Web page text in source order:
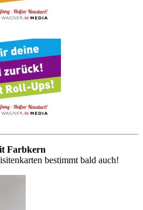
Farbkern
bestimmt bald auch!